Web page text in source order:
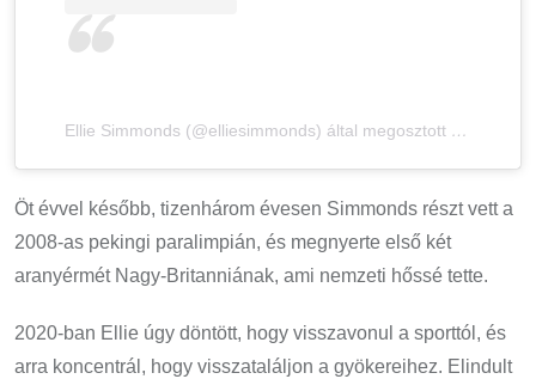
Ellie Simmonds (@elliesimmonds) által megosztott bejegyzés
Öt évvel később, tizenhárom évesen Simmonds részt vett a
2008-as pekingi paralimpián, és megnyerte első két
aranyérmét Nagy-Britanniának, ami nemzeti hőssé tette.
2020-ban Ellie úgy döntött, hogy visszavonul a sporttól, és
arra koncentrál, hogy visszataláljon a gyökereihez. Elindult